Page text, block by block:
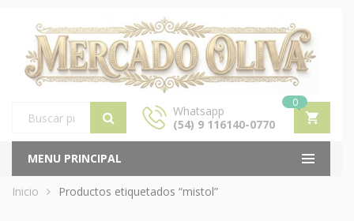
Products
search
Whatsapp
(54) 9 116140-0770
0
MENU PRINCIPAL
Inicio Productos etiquetados “mistol”